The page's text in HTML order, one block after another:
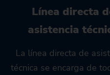
Línea directa
asistencia
La línea directa de
técnica se encarga de